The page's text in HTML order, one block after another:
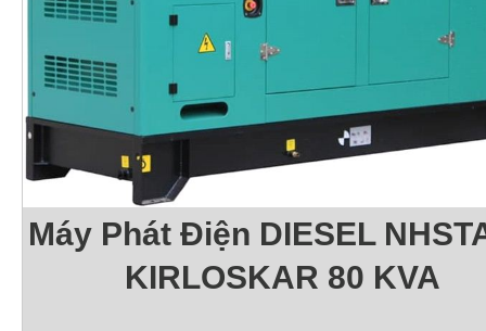
Máy Phát Điện DIESEL
KIRLOSKAR 80 KVA